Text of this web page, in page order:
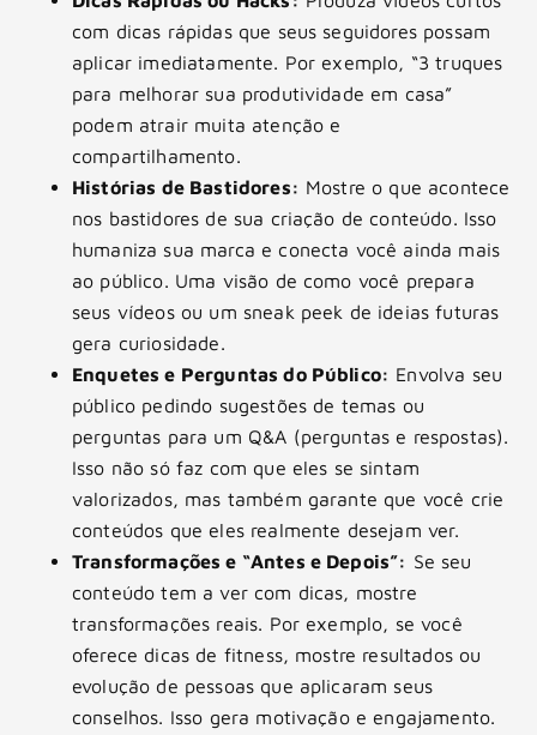
com dicas rápidas que seus seguidores possam
aplicar imediatamente. Por exemplo, “3 truques
para melhorar sua produtividade em casa”
podem atrair muita atenção e
compartilhamento.
Histórias de Bastidores: Mostre o que acontece
nos bastidores de sua criação de conteúdo. Isso
humaniza sua marca e conecta você ainda mais
ao público. Uma visão de como você prepara
seus vídeos ou um sneak peek de ideias futuras
gera curiosidade.
Enquetes e Perguntas do Público: Envolva seu
público pedindo sugestões de temas ou
perguntas para um Q&A (perguntas e respostas).
Isso não só faz com que eles se sintam
valorizados, mas também garante que você crie
conteúdos que eles realmente desejam ver.
Transformações e “Antes e Depois”: Se seu
conteúdo tem a ver com dicas, mostre
transformações reais. Por exemplo, se você
oferece dicas de fitness, mostre resultados ou
evolução de pessoas que aplicaram seus
conselhos. Isso gera motivação e engajamento.